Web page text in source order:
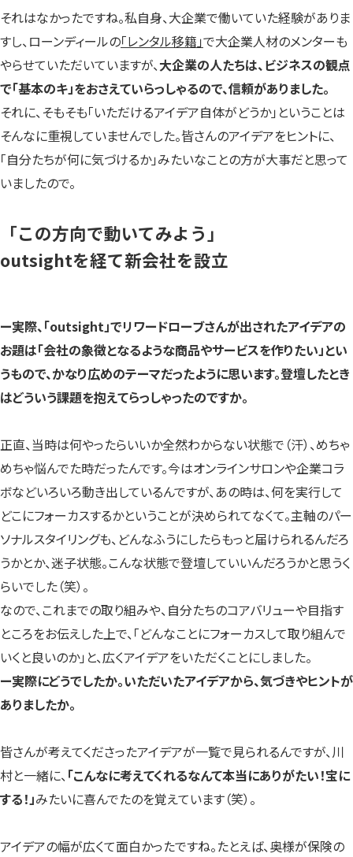
それはなかったですね。私自身、大企業で働いていた経験がありま
すし、ローンディールの「レンタル移籍」で大企業人材のメンターも
やらせていただいていますが、大企業の人たちは、ビジネスの観点
で「基本のキ」をおさえていらっしゃるので、信頼がありました。
それに、そもそも「いただけるアイデア自体がどうか」ということは
そんなに重視していませんでした。皆さんのアイデアをヒントに、
「自分たちが何に気づけるか」みたいなことの方が大事だと思って
いましたので。
「この方向で動いてみよう」
outsightを経て新会社を設立
ー実際、「outsight」でリワードローブさんが出されたアイデアの
お題は「会社の象徴となるような商品やサービスを作りたい」とい
うもので、かなり広めのテーマだったように思います。登壇したとき
はどういう課題を抱えてらっしゃったのですか。
正直、当時は何やったらいいか全然わからない状態で（汗）、めちゃ
めちゃ悩んでた時だったんです。今はオンラインサロンや企業コラ
ボなどいろいろ動き出しているんですが、あの時は、何を実行して
どこにフォーカスするかということが決められてなくて。主軸のパー
ソナルスタイリングも、どんなふうにしたらもっと届けられるんだろ
うかとか、迷子状態。こんな状態で登壇していいんだろうかと思うく
らいでした（笑）。
なので、これまでの取り組みや、自分たちのコアバリューや目指す
ところをお伝えした上で、「どんなことにフォーカスして取り組んで
いくと良いのか」と、広くアイデアをいただくことにしました。
ー実際にどうでしたか。いただいたアイデアから、気づきやヒントが
ありましたか。
皆さんが考えてくださったアイデアが一覧で見られるんですが、川
村と一緒に、 「こんなに考えてくれるなんて本当にありがたい！宝に
する！」みたいに喜んでたのを覚えています（笑）。
アイデアの幅が広くて面白かったですね。たとえば、奥様が保険の